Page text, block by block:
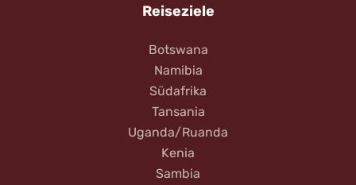
Reiseziele
Botswana
Namibia
Südafrika
Tansania
Uganda/Ruanda
Kenia
Sambia